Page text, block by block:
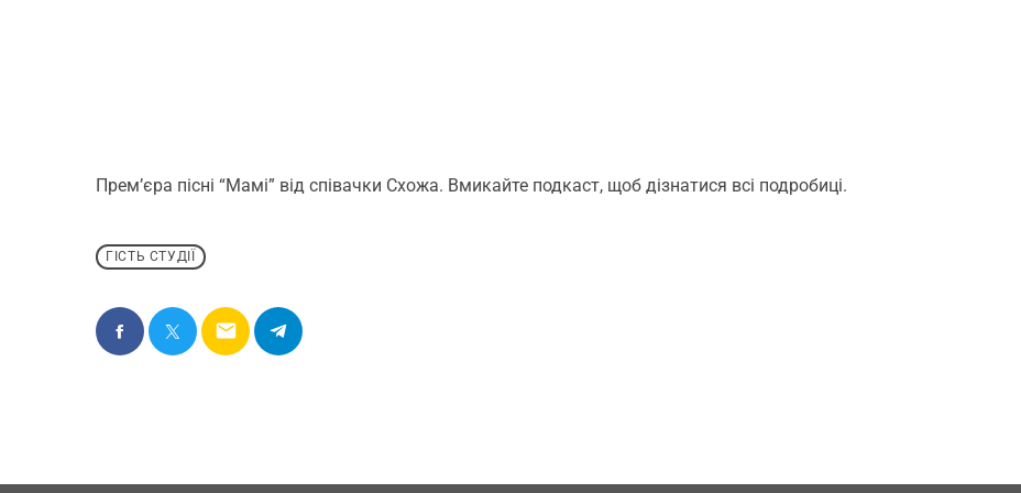
Премʼєра пісні “Мамі” від співачки Схожа. Вмикайте подкаст, щоб дізнатися всі подробиці.
ГІСТЬ СТУДІЇ
email